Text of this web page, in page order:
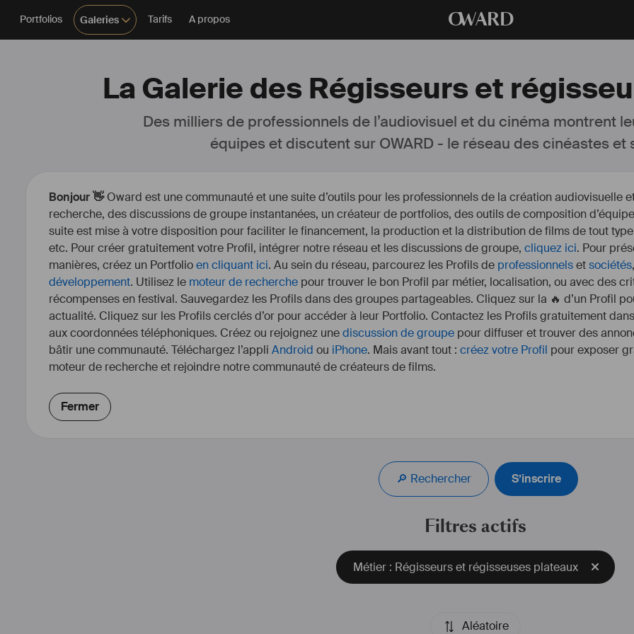
Portfolios Galeries Tarifs A propos OWARD
La Galerie des Régisseurs et
Des milliers de professionnels de l’audiovisuel et du cinéma montrent
équipes et discutent sur OWARD - le réseau des cinéastes et
Bonjour 👋Oward est une communauté et une suite d’outils pour les professionnels de la création audiovisuelle
recherche, des discussions de groupe instantanées, un créateur de portfolios, des outils de composition
suite est mise à votre disposition pour faciliter le financement, la production et la distribution de films de tout
etc. Pour créer gratuitement votre Profil, intégrer notre réseau et les discussions de groupe, cliquez ici. Pour
manières, créez un Portfolioen cliquant ici. Au sein du réseau, parcourez les Profils de professionnelsetsociétés
développement. Utilisez le moteur de recherche pour trouver le bon Profil par métier, localisation, ou avec des
récompenses en festival. Sauvegardez les Profils dans des groupes partageables. Cliquez sur la 🔥 d’un Profil
actualité. Cliquez sur les Profils cerclés d’or pour accéder à leur Portfolio. Contactez les Profils gratuitement
aux coordonnées téléphoniques. Créez ou rejoignez unediscussion de groupe pour diffuser et trouver des
bâtir une communauté. Téléchargez l’appli Android ou iPhone. Mais avant tout : créez votre Profil pour exposer
moteur de recherche et rejoindre notre communauté de créateurs de films.
Fermer
🔎 Rechercher S’inscrire
Filtres actifs
Métier : Régisseurs et régisseuses plateaux
Aléatoire